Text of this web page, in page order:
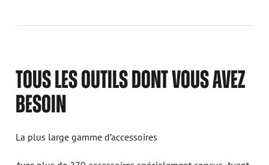
TOUS LES OUTILS DONT VOUS AVEZ
BESOIN
La plus large gamme d’accessoires